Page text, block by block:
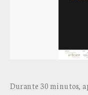
Durante 30 minutos,